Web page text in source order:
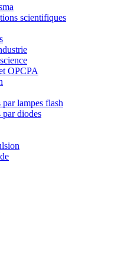
scientifiques
OPCPA
par lampes flash
par diodes